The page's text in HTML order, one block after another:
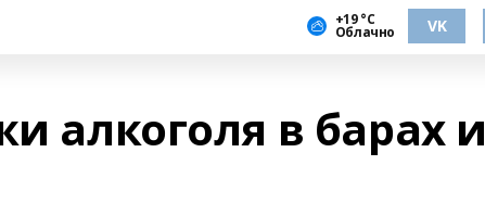
+19 °С
Облачно VK
алкоголя в барах и